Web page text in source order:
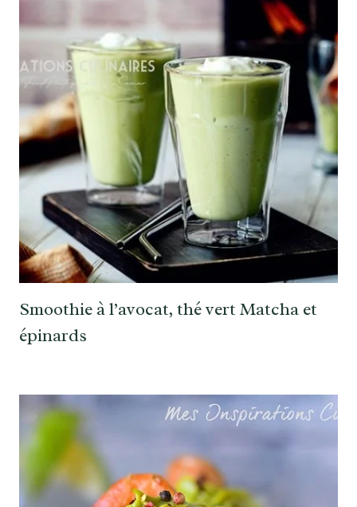
Smoothie à l’avocat, thé vert Matcha et
épinards